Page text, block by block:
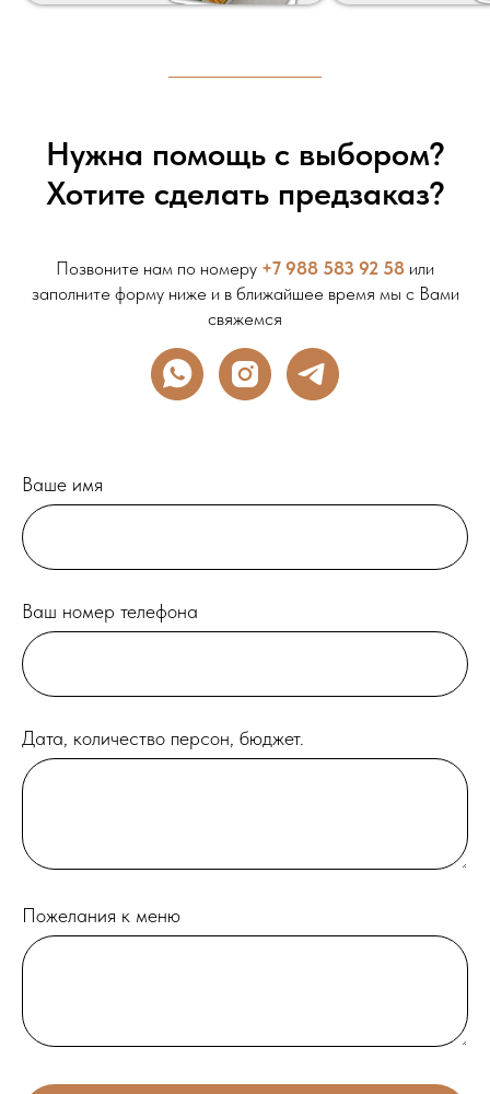
Нужна помощь с выбором?
Хотите сделать предзаказ?
Позвоните нам по номеру +7 988 583 92 58 или
заполните форму ниже и в ближайшее время мы с Вами
свяжемся
Ваше имя
Ваш номер телефона
Дата, количество персон, бюджет.
Пожелания к меню